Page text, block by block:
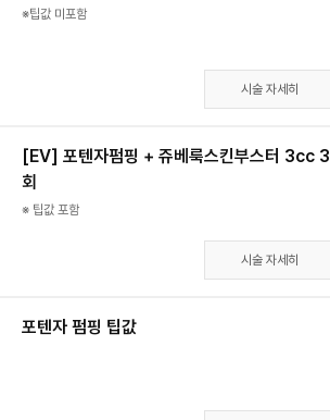
※팁값 미포함
시술 자세히
[EV] 포텐자펌핑 + 쥬베룩스킨부스터 3cc 3
회
※ 팁값 포함
시술 자세히
포텐자 펌핑 팁값